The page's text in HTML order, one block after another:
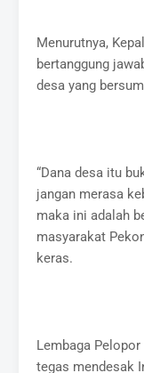
Menurutnya,
bertanggung
desa yang
“Dana desa itu
jangan merasa
maka ini adalah
masyarakat
keras.
Lembaga
tegas mendesak